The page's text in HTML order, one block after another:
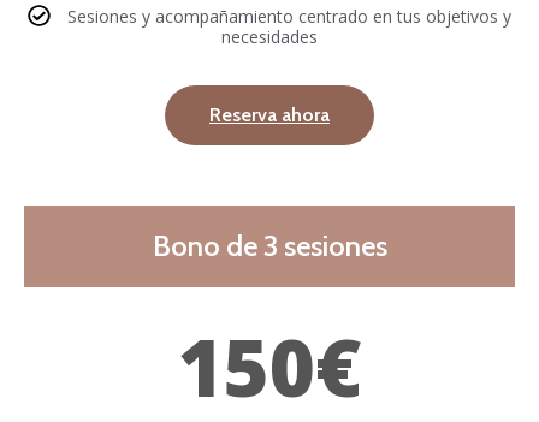
Sesiones y acompañamiento centrado en tus objetivos y
necesidades
Reserva ahora
Bono de 3 sesiones
150€